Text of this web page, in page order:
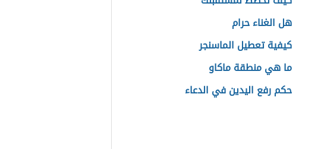
هل الغناء حرام
كيفية تعطيل الماسنجر
ما هي منطقة ماكاو
حكم رفع اليدين في الدعاء